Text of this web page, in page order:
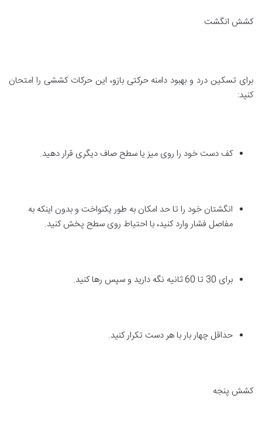
کشش انگشت
برای تسکین درد و بهبود دامنه حرکتی بازو، این حرکات کششی را امتحان
کنید:
کف دست خود را روی میز یا سطح صاف دیگری قرار دهید.
انگشتان خود را تا حد امکان به طور یکنواخت و بدون اینکه به
مفاصل فشار وارد کنید، با احتیاط روی سطح پخش کنید.
برای 30 تا 60 ثانیه نگه دارید و سپس رها کنید.
حداقل چهار بار با هر دست تکرار کنید.
کشش پنجه